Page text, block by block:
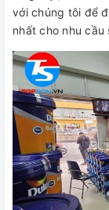
với chúng tôi để
nhất cho nhu cầu